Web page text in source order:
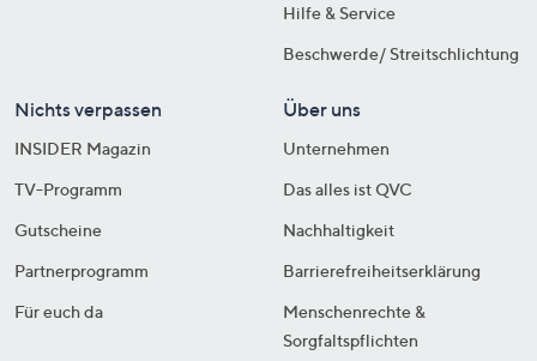
Hilfe & Service
Beschwerde/ Streitschlichtung
Nichts verpassen
INSIDER Magazin
TV-Programm
Gutscheine
Partnerprogramm
Für euch da
Über uns
Unternehmen
Das alles ist QVC
Nachhaltigkeit
Barrierefreiheitserklärung
Menschenrechte &
Sorgfaltspflichten